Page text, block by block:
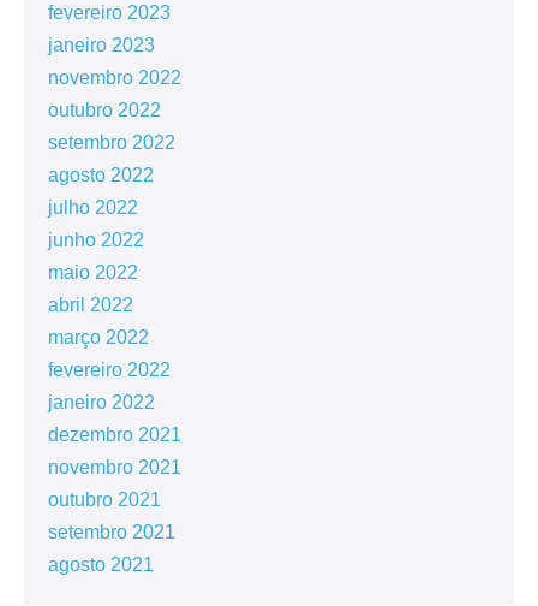
fevereiro 2023
janeiro 2023
novembro 2022
outubro 2022
setembro 2022
agosto 2022
julho 2022
junho 2022
maio 2022
abril 2022
março 2022
fevereiro 2022
janeiro 2022
dezembro 2021
novembro 2021
outubro 2021
setembro 2021
agosto 2021